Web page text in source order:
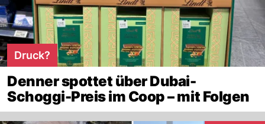
Druck?
Denner spottet über Dubai-
Schoggi-Preis im Coop – mit Folgen